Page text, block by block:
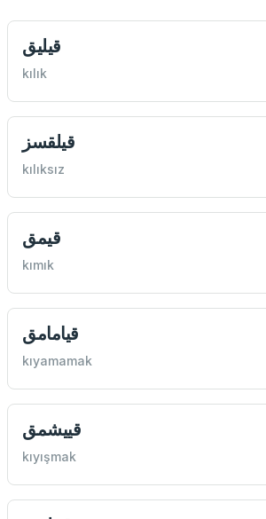
قيليق
kılık
قيلقسز
kılıksız
قيمق
kımık
قيامامق
kıyamamak
قييشمق
kıyışmak